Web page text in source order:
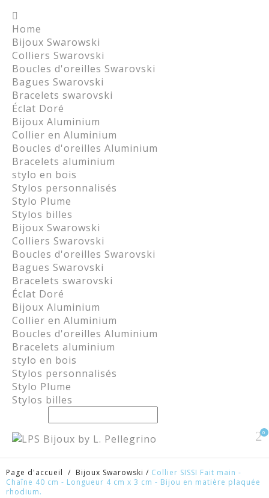
Home
Bijoux Swarowski
Colliers Swarovski
Boucles d'oreilles Swarovski
Bagues Swarovski
Bracelets swarovski
Éclat Doré
Bijoux Aluminium
Collier en Aluminium
Boucles d'oreilles Aluminium
Bracelets aluminium
stylo en bois
Stylos personnalisés
Stylo Plume
Stylos billes
Bijoux Swarowski
Colliers Swarovski
Boucles d'oreilles Swarovski
Bagues Swarovski
Bracelets swarovski
Éclat Doré
Bijoux Aluminium
Collier en Aluminium
Boucles d'oreilles Aluminium
Bracelets aluminium
stylo en bois
Stylos personnalisés
Stylo Plume
Stylos billes
0
Page d'accueil / Bijoux Swarowski / Collier SISSI Fait main -
Chaîne 40 cm - Longueur 4 cm x 3 cm - Bijou en matière plaquée
rhodium.